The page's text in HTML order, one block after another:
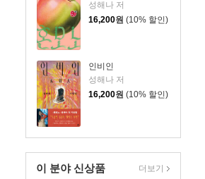
성해나 저
16,200원 (10% 할인)
인비인
성해나 저
16,200원 (10% 할인)
이 분야 신상품 더보기